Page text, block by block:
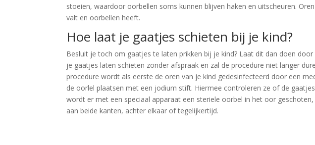
stoeien, waardoor oorbellen soms kunnen blijven haken en uitscheuren.
valt en oorbellen heeft.
Hoe laat je gaatjes schieten bij je kind?
Besluit je toch om gaatjes te laten prikken bij je kind? Laat dit dan doen
je gaatjes laten schieten zonder afspraak en zal de procedure niet langer
procedure wordt als eerste de oren van je kind gedesinfecteerd door een
de oorlel plaatsen met een jodium stift. Hiermee controleren ze of de
wordt er met een speciaal apparaat een steriele oorbel in het oor
aan beide kanten, achter elkaar of tegelijkertijd.